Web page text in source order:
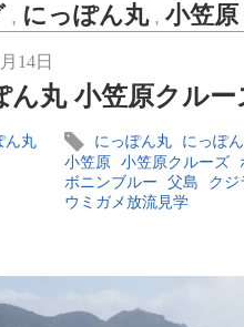
, にっぽん丸, 小笠原
14日
ん丸 小笠原クルー
ん丸 にっぽん丸
にっぽ
小笠原 小笠原クルーズ
ボニンブルー
父島
クジ
ウミガメ放流見学